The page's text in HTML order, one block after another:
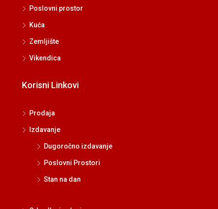
Poslovni prostor
Kuća
Zemljište
Vikendica
Korisni Linkovi
Prodaja
Izdavanje
Dugoročno izdavanje
Poslovni Prostori
Stan na dan